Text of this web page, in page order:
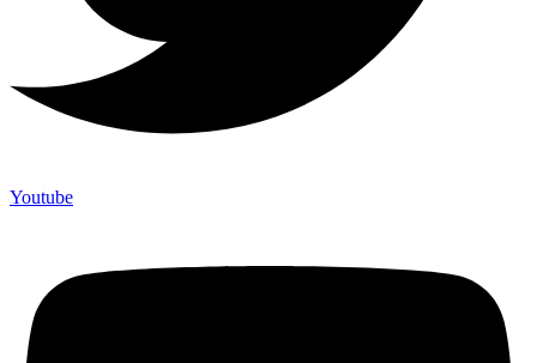
Youtube